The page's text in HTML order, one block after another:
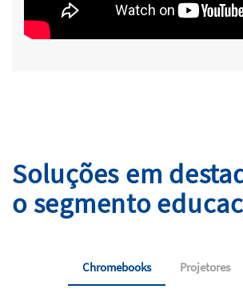
Soluções em
o segmento
Chromebooks Projetores